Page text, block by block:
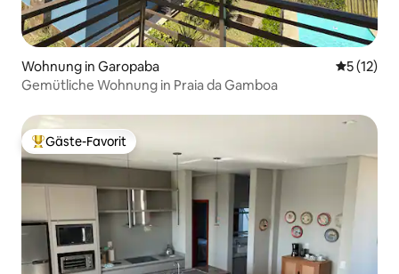
Wohnung in Garopaba
5 (12)
Gemütliche Wohnung in Praia da Gamboa
Beliebter Gäste-Favorit.
Gäste-Favorit